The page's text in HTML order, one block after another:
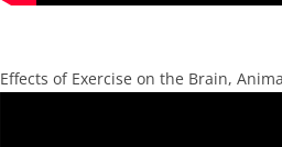
Effects of Exercise on the Brain,